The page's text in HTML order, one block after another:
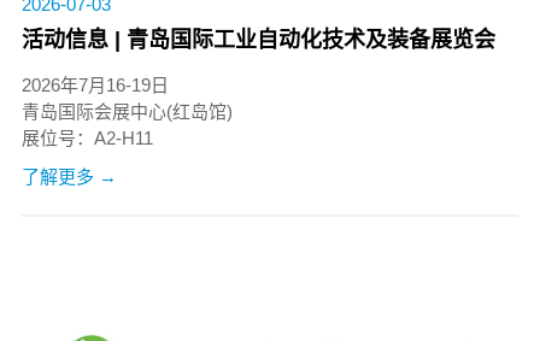
2026-07-03
活动信息 | 青岛国际工业自动化技术及装备展览会
2026年7月16-19日
青岛国际会展中心(红岛馆)
展位号：A2-H11
了解更多 →